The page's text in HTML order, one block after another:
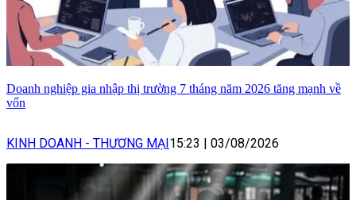
Doanh nghiệp gia nhập thị trường 7 tháng năm 2026 tăng mạnh về
vốn
KINH DOANH - THƯƠNG MẠI 15:23 03/08/2026